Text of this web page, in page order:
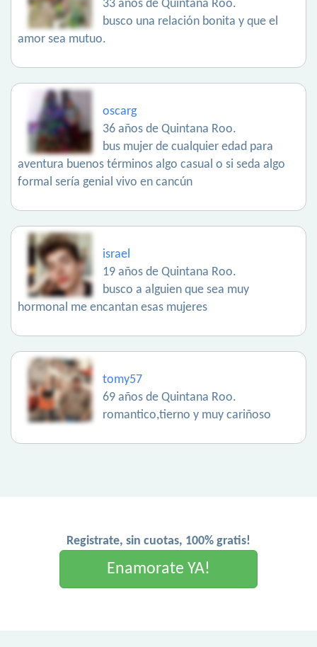
33 años de Quintana Roo.
busco una relación bonita y que el
amor sea mutuo.
oscarg
36 años de Quintana Roo.
bus mujer de cualquier edad para
aventura buenos términos algo casual o si seda algo
formal sería genial vivo en cancún
israel
19 años de Quintana Roo.
busco a alguien que sea muy
hormonal me encantan esas mujeres
tomy57
69 años de Quintana Roo.
romantico,tierno y muy cariñoso
Registrate, sin cuotas, 100% gratis!
Enamorate YA!